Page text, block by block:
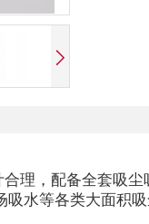
理，配备全套吸
水等各类大面积吸